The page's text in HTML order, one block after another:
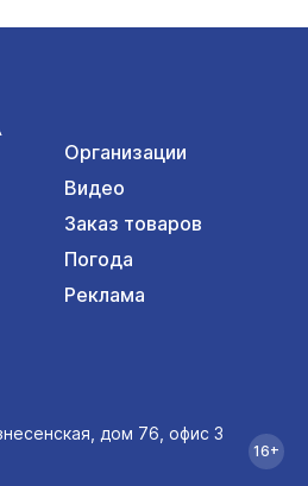
Организации
Видео
Заказ товаров
Погода
Реклама
дом 76, офис 3
16+